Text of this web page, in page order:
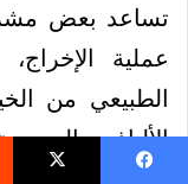
تساعد بعض
عملية
الطبيعي من
الألياف